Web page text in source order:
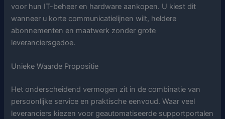
voor hun IT-beheer en hardware aankopen. U kiest dit
wanneer u korte communicatielijnen wilt, heldere
abonnementen en maatwerk zonder grote
leveranciersgedoe.
Unieke Waarde Propositie
Het onderscheidend vermogen zit in de combinatie van
persoonlijke service en praktische eenvoud. Waar veel
leveranciers kiezen voor geautomatiseerde supportportalen